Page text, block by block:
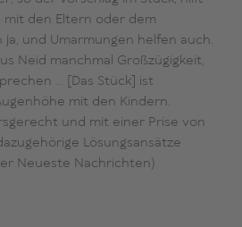
mit den Eltern oder dem
ja, und Umarmungen helfen auch.
Neid manchmal Großzügigkeit,
… [Das Stück] ist
mit den Kindern.
und mit einer Prise von
Lösungsansätze
Neueste Nachrichten)